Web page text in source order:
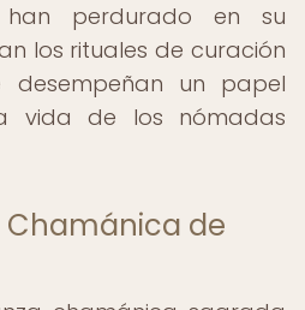
han perdurado en su
los rituales de curación
desempeñan un papel
vida de los nómadas
Chamánica de